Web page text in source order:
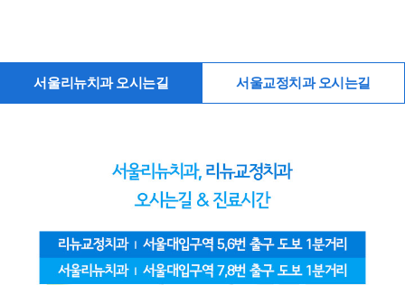
서울리뉴치과 오시는길 서울교정치과 오시는길